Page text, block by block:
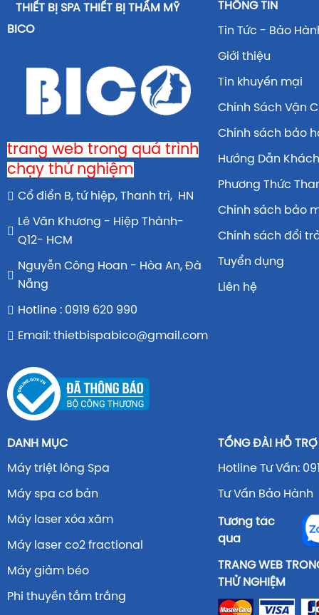
THIẾT BỊ SPA THIẾT BỊ THẨM MỸ
BICO
trang web trong quá trình
chạy thử nghiệm
Cổ điển B, tứ hiệp, Thanh trì, HN
Lê Văn Khương - Hiệp Thành-
Q12- HCM
Nguyễn Công Hoan - Hòa An, Đà
Nẵng
Hotline : 0919 620 990
Email: thietbispabico@gmail.com
THÔNG TIN
Tin Tức - Bảo
Giới thiệu
Tin khuyến mại
Chính Sách Vận
Chính sách bảo
Hướng Dẫn
Phương Thức
Chính sách bảo
Chính sách đổi
Tuyển dụng
Liên hệ
DANH MỤC
Máy triệt lông Spa
Máy spa cơ bản
Máy laser xóa xăm
Máy laser co2 fractional
Máy giảm béo
Phi thuyền tắm trắng
TỔNG ĐÀI HỖ TRỢ
Hotline Tư Vấn:
Tư Vấn Bảo Hành
Tương tác
qua
TRANG WEB
THỬ NGHIỆM